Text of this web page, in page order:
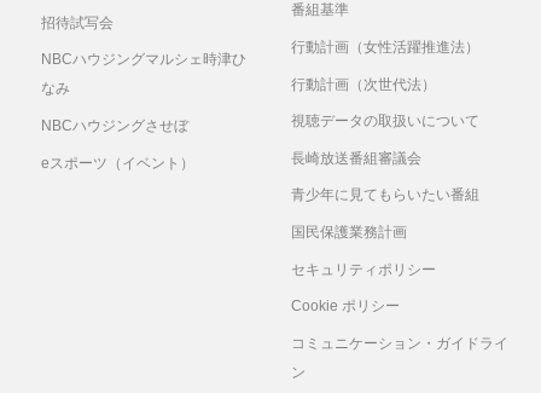
招待試写会
NBCハウジングマルシェ時津ひ
なみ
NBCハウジングさせぼ
eスポーツ（イベント）
番組基準
行動計画（女性活躍推進法）
行動計画（次世代法）
視聴データの取扱いについて
長崎放送番組審議会
青少年に見てもらいたい番組
国民保護業務計画
セキュリティポリシー
Cookie ポリシー
コミュニケーション・ガイドライ
ン